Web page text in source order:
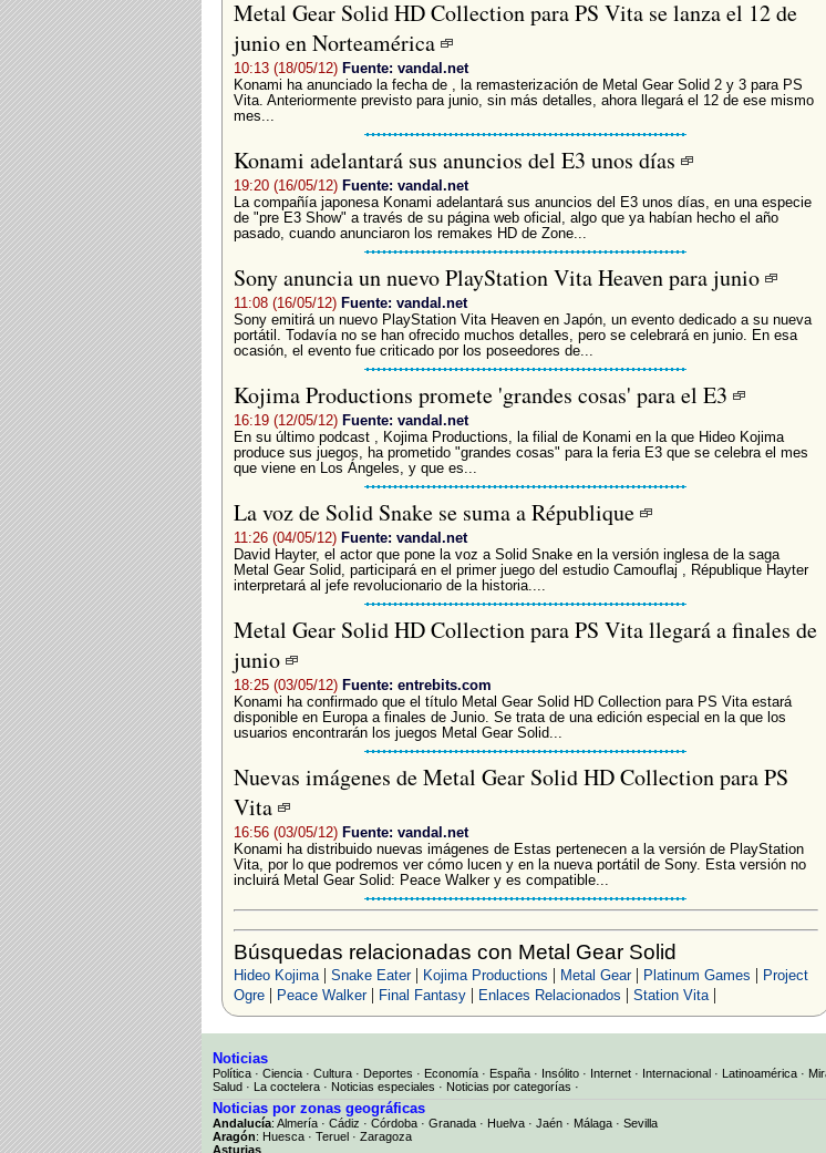
Metal Gear Solid HD Collection para PS Vita se lanza el 12 de
junio en Norteamérica
10:13 (18/05/12) Fuente: vandal.net
Konami ha anunciado la fecha de , la remasterización de Metal Gear Solid 2 y 3 para PS
Vita. Anteriormente previsto para junio, sin más detalles, ahora llegará el 12 de ese mismo
mes...
Konami adelantará sus anuncios del E3 unos días
19:20 (16/05/12) Fuente: vandal.net
La compañía japonesa Konami adelantará sus anuncios del E3 unos días, en una especie
de "pre E3 Show" a través de su página web oficial, algo que ya habían hecho el año
pasado, cuando anunciaron los remakes HD de Zone...
Sony anuncia un nuevo PlayStation Vita Heaven para junio
11:08 (16/05/12) Fuente: vandal.net
Sony emitirá un nuevo PlayStation Vita Heaven en Japón, un evento dedicado a su nueva
portátil. Todavía no se han ofrecido muchos detalles, pero se celebrará en junio. En esa
ocasión, el evento fue criticado por los poseedores de...
Kojima Productions promete 'grandes cosas' para el E3
16:19 (12/05/12) Fuente: vandal.net
En su último podcast , Kojima Productions, la filial de Konami en la que Hideo Kojima
produce sus juegos, ha prometido "grandes cosas" para la feria E3 que se celebra el mes
que viene en Los Ángeles, y que es...
La voz de Solid Snake se suma a République
11:26 (04/05/12) Fuente: vandal.net
David Hayter, el actor que pone la voz a Solid Snake en la versión inglesa de la saga
Metal Gear Solid, participará en el primer juego del estudio Camouflaj , République Hayter
interpretará al jefe revolucionario de la historia....
Metal Gear Solid HD Collection para PS Vita llegará a finales de
junio
18:25 (03/05/12) Fuente: entrebits.com
Konami ha confirmado que el título Metal Gear Solid HD Collection para PS Vita estará
disponible en Europa a finales de Junio. Se trata de una edición especial en la que los
usuarios encontrarán los juegos Metal Gear Solid...
Nuevas imágenes de Metal Gear Solid HD Collection para PS
Vita
16:56 (03/05/12) Fuente: vandal.net
Konami ha distribuido nuevas imágenes de Estas pertenecen a la versión de PlayStation
Vita, por lo que podremos ver cómo lucen y en la nueva portátil de Sony. Esta versión no
incluirá Metal Gear Solid: Peace Walker y es compatible...
Búsquedas relacionadas con Metal Gear Solid
Hideo Kojima| Snake Eater| Kojima Productions | Metal Gear| Platinum Games | Project
Ogre| Peace Walker| Final Fantasy| Enlaces Relacionados | Station Vita|
Noticias
Política · Ciencia · Cultura · Deportes · Economía · España · Insólito · Internet · Internacional · Latinoamérica ·
Salud · La coctelera · Noticias especiales · Noticias por categorías ·
Noticias por zonas geográficas
Andalucía: Almería · Cádiz · Córdoba · Granada · Huelva · Jaén · Málaga · Sevilla
Aragón: Huesca · Teruel · Zaragoza
Asturias